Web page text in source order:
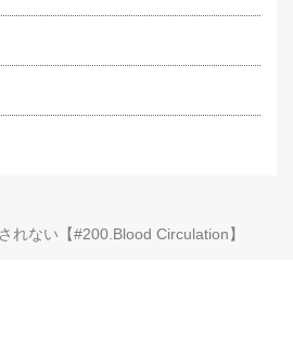
れない【#200.Blood Circulation】